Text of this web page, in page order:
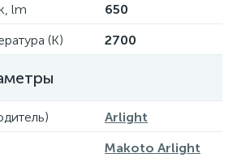
lm
650
(К)
2700
Arlight
Makoto Arlight